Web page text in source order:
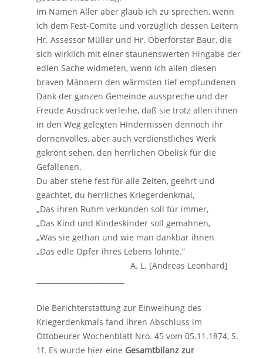
Im Namen Aller aber glaub ich zu sprechen, wenn
ich dem Fest-Comite und vorzüglich dessen Leitern
Hr. Assessor Müller und Hr. Oberförster Baur, die
sich wirklich mit einer staunenswerten Hingabe der
edlen Sache widmeten, wenn ich allen diesen
braven Männern den wärmsten tief empfundenen
Dank der ganzen Gemeinde ausspreche und der
Freude Ausdruck verleihe, daß sie trotz allen ihnen
in den Weg gelegten Hindernissen dennoch ihr
dornenvolles, aber auch verdienstliches Werk
gekrönt sehen, den herrlichen Obelisk für die
Gefallenen.
Du aber stehe fest für alle Zeiten, geehrt und
geachtet, du herrliches Kriegerdenkmal,
„Das ihren Ruhm verkünden soll für immer,
„Das Kind und Kindeskinder soll gemahnen,
„Was sie gethan und wie man dankbar ihnen
„Das edle Opfer ihres Lebens lohnte.“
A. L. [Andreas Leonhard]
Die Berichterstattung zur Einweihung des
Kriegerdenkmals fand ihren Abschluss im
Ottobeurer Wochenblatt Nro. 45 vom 05.11.1874, S.
1f. Es wurde hier eine Gesamtbilanz zur